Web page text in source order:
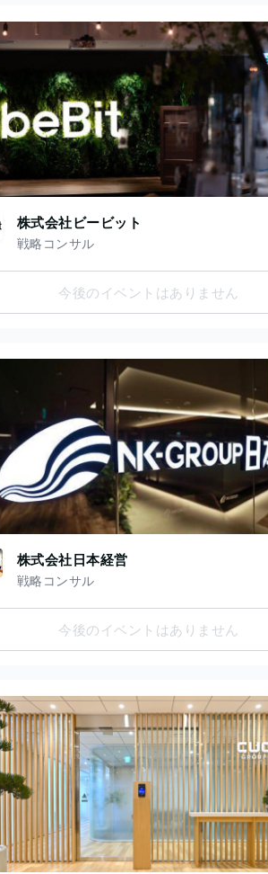
株式会社ビービット
戦略コンサル
今後のイベントはありません
株式会社日本経営
戦略コンサル
今後のイベントはありません